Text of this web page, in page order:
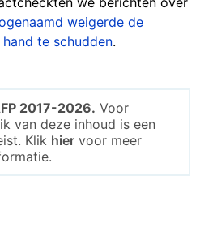
weigerde de
te schudden.
2017-2026. Voor
van deze inhoud is een
Klik hiervoor meer